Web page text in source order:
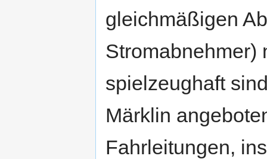
gleichmäßigen
Stromabnehmer)
spielzeughaft
Märklin
Fahrleitungen,